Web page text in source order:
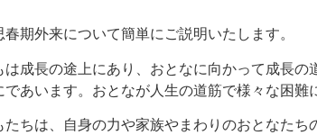
春期外来について簡単にご説明いたします。
は成長の途上にあり、おとなに向かって成長
であいます。おとなが人生の道筋で様々な困難
たちは、自身の力や家族やまわりのおとなた